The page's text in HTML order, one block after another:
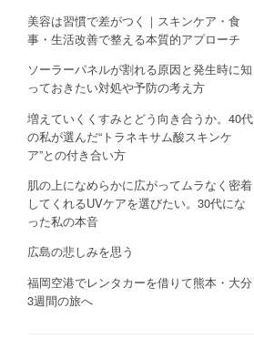
美容は習慣で差がつく｜スキンケア・食
事・生活改善で整える本質的アプローチ
ソーラーパネルが割れる原因と発生時に知
っておきたい対処や予防の考え方
増えていくくすみとどう向き合うか。40代
の私が選んだ“トラネキサム酸スキンケ
ア”との付き合い方
肌の上になめらかに広がってムラなく密着
してくれるUVケアを選びたい。30代にな
った私の本音
広島の悲しみを思う
福岡空港でレンタカーを借りて熊本・大分
3週間の旅へ